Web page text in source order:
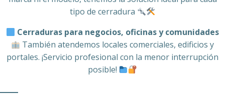
tipo de cerradura
Cerraduras para negocios, oficinas y comunidades
También atendemos locales comerciales, edificios y
portales. ¡Servicio profesional con la menor interrupción
posible!